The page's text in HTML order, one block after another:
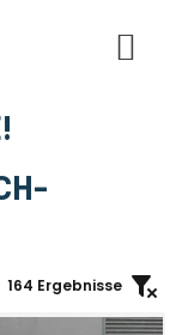
164 Ergebnisse